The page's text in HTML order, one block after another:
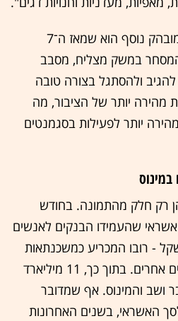
הולנברג מציינת כי "עניין מובהק נוסף הוא שמאז ה־7
במשק מצליח, מסבב
ולהסתגל בצורה טובה
מהירה יותר של הציבור, מה
יותר לפעילות בסגמנטים
במינוס
רק חלק מהתמונה. בחודש
שהעמידו הבנקים לאנשים
מיליארד שקל - רובו המכריע כמשכנתאות
ו־138 מיליארד שקל לצרכים אחרים. בתוך כך, 11 מיליארד
ושב והמינוס. אף שמדובר
האשראי, בשנים האחרונות